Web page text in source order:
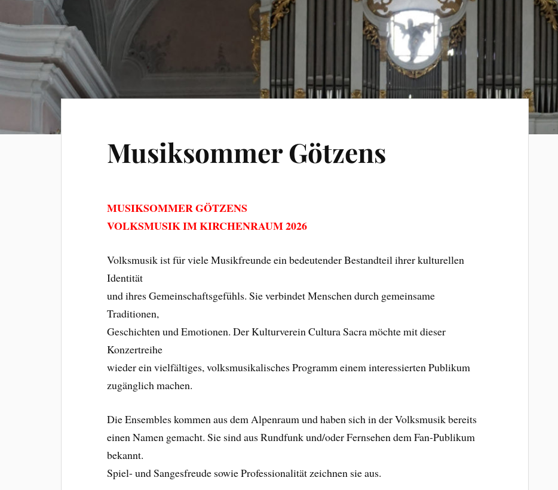
Musiksommer Götzens
MUSIKSOMMER GÖTZENS
VOLKSMUSIK IM KIRCHENRAUM 2026
Volksmusik ist für viele Musikfreunde ein bedeutender Bestandteil ihrer kulturellen
Identität
und ihres Gemeinschaftsgefühls. Sie verbindet Menschen durch gemeinsame
Traditionen,
Geschichten und Emotionen. Der Kulturverein Cultura Sacra möchte mit dieser
Konzertreihe
wieder ein vielfältiges, volksmusikalisches Programm einem interessierten Publikum
zugänglich machen.
Die Ensembles kommen aus dem Alpenraum und haben sich in der Volksmusik bereits
einen Namen gemacht. Sie sind aus Rundfunk und/oder Fernsehen dem Fan-Publikum
bekannt.
Spiel- und Sangesfreude sowie Professionalität zeichnen sie aus.